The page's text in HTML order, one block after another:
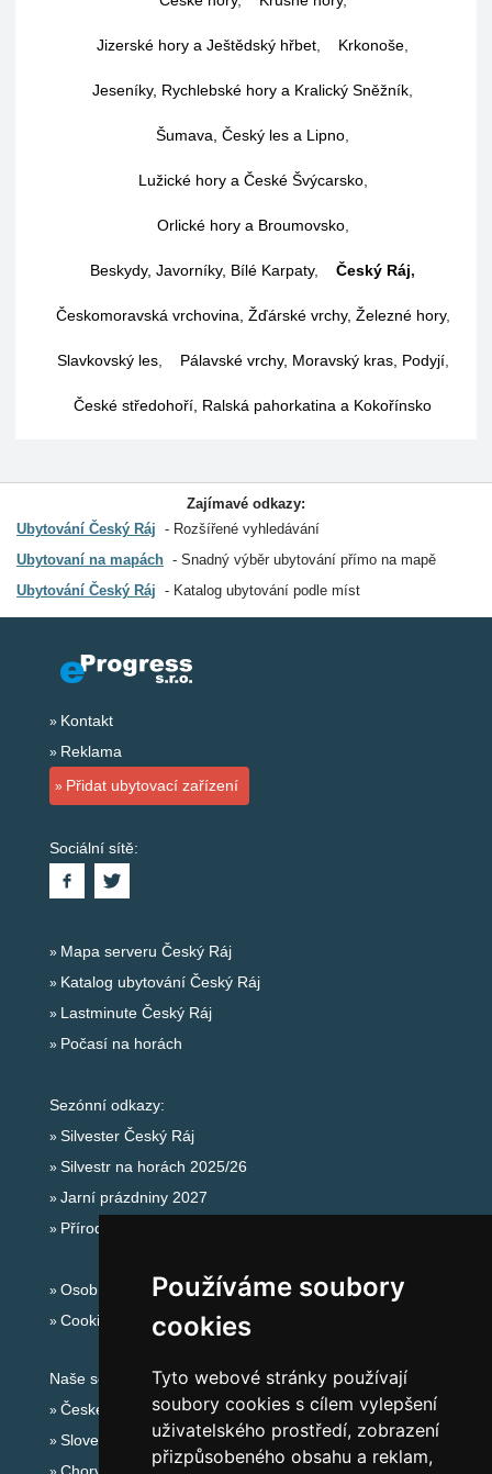
Používáme soubory
cookies
Tyto webové stránky používají
soubory cookies s cílem vylepšení
uživatelského prostředí, zobrazení
přizpůsobeného obsahu a reklam,
Jizerské hory a Ještědský hřbet Krkonoše
Jeseníky, Rychlebské hory a Kralický Sněžník
Šumava, Český les a Lipno
Lužické hory a České Švýcarsko,
Orlické hory a Broumovsko,
Beskydy, Javorníky, Bílé Karpaty, Český Ráj,
Českomoravská vrchovina, Žďárské vrchy, Železné hory,
Slavkovský les, Pálavské vrchy, Moravský kras, Podyjí,
České středohoří, Ralská pahorkatina a Kokořínsko
Zajímavé odkazy:
Ubytování Český Ráj
Rozšířené vyhledávání
Ubytovaní na mapách
Snadný výběr ubytování přímo na mapě
Ubytování Český Ráj
Katalog ubytování podle míst
Kontakt
Reklama
Přidat ubytovací zařízení
Sociální sítě:
Mapa serveru Český Ráj
Katalog ubytování Český Ráj
Lastminute Český Ráj
Počasí na horách
Sezónní odkazy:
Silvester Český Ráj
Silvestr na horách 2025/26
Jarní prázdniny 2027
Přírodní koupaliště
Osobní údaje
Cookies
Naše servery:
České hory
Slovenské hory